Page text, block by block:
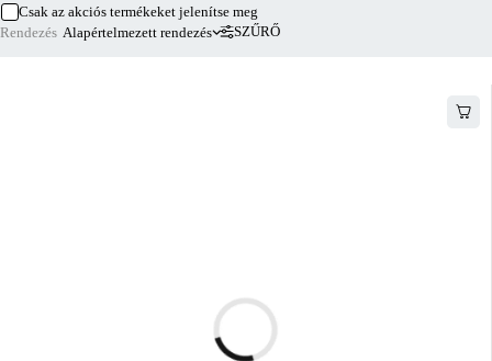
SZŰRŐ
Csak az akciós termékeket jelenítse meg
Rendezés Alapértelmezett rendezés